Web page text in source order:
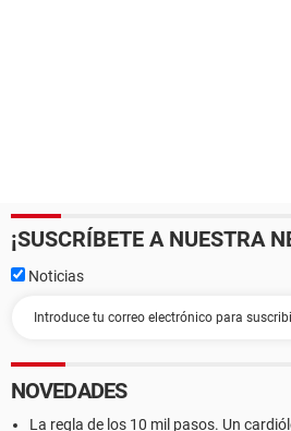
¡SUSCRÍBETE A NUESTRA
Noticias
NOVEDADES
La regla de los 10 mil pasos. Un